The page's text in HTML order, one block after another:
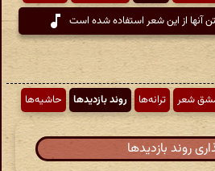
آنها از این شعر استفاده شده است
شعر ترانه‌ها روند بازدیدها حاشیه‌ها
روند بازدیدها